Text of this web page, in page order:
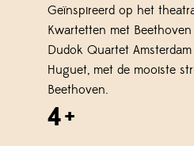
Geïnspireerd op het
Kwartetten met
Dudok Quartet
Huguet, met de mooiste
Beethoven.
4+